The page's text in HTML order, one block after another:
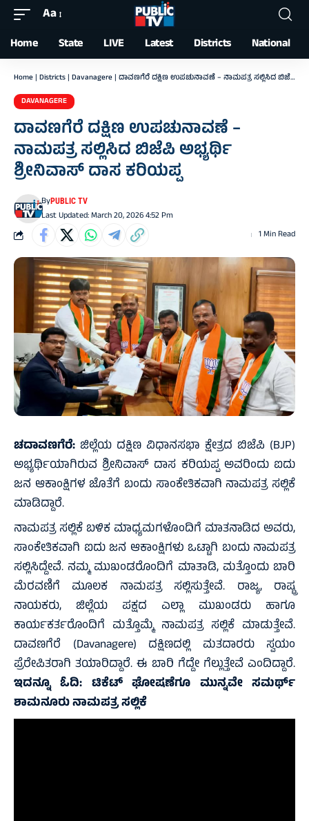
Font
Resizer
Aa
Home State LIVE Latest Districts National
Home | Districts | Davanagere | ದಾವಣಗೆರೆ ದಕ್ಷಿಣ ಉಪಚುನಾವಣೆ – ನಾಮಪತ್ರ ಸಲ್ಲಿಸಿದ ಬಿಜೆಪಿ ಅಭ್ಯರ್ಥಿ ಶ್ರೀನಿವಾಸ್ ದಾಸ ಕರಿಯಪ್ಪ
DAVANAGERE
ದಾವಣಗೆರೆ ದಕ್ಷಿಣ ಉಪಚುನಾವಣೆ –
ನಾಮಪತ್ರ ಸಲ್ಲಿಸಿದ ಬಿಜೆಪಿ ಅಭ್ಯರ್ಥಿ
ಶ್ರೀನಿವಾಸ್ ದಾಸ ಕರಿಯಪ್ಪ
Last Updated: March 20, 2026 4:52 Pm
ByPUBLIC TV
1 Min Read
ಚದಾವಣಗೆರೆ: ಜಿಲ್ಲೆಯ ದಕ್ಷಿಣ ವಿಧಾನಸಭಾ ಕ್ಷೇತ್ರದ ಬಿಜೆಪಿ (BJP)
ಅಭ್ಯರ್ಥಿಯಾಗಿರುವ ಶ್ರೀನಿವಾಸ್ ದಾಸ ಕರಿಯಪ್ಪ ಅವರಿಂದು ಐದು
ಜನ ಆಕಾಂಕ್ಷಿಗಳ ಜೊತೆಗೆ ಬಂದು ಸಾಂಕೇತಿಕವಾಗಿ ನಾಮಪತ್ರ ಸಲ್ಲಿಕೆ
ಮಾಡಿದ್ದಾರೆ.
ನಾಮಪತ್ರ ಸಲ್ಲಿಕೆ ಬಳಿಕ ಮಾಧ್ಯಮಗಳೊಂದಿಗೆ ಮಾತನಾಡಿದ ಅವರು,
ಸಾಂಕೇತಿಕವಾಗಿ ಐದು ಜನ ಆಕಾಂಕ್ಷಿಗಳು ಒಟ್ಟಾಗಿ ಬಂದು ನಾಮಪತ್ರ
ಸಲ್ಲಿಸಿದ್ದೇವೆ. ನಮ್ಮ ಮುಖಂಡರೊಂದಿಗೆ ಮಾತಾಡಿ, ಮತ್ತೊಂದು ಬಾರಿ
ಮೆರವಣಿಗೆ ಮೂಲಕ ನಾಮಪತ್ರ ಸಲ್ಲಿಸುತ್ತೇವೆ. ರಾಜ್ಯ, ರಾಷ್ಟ್ರ
ನಾಯಕರು, ಜಿಲ್ಲೆಯ ಪಕ್ಷದ ಎಲ್ಲಾ ಮುಖಂಡರು ಹಾಗೂ
ಕಾರ್ಯಕರ್ತರೊಂದಿಗೆ ಮತ್ತೊಮ್ಮೆ ನಾಮಪತ್ರ ಸಲ್ಲಿಕೆ ಮಾಡುತ್ತೇವೆ.
ದಾವಣಗೆರೆ (Davanagere) ದಕ್ಷಿಣದಲ್ಲಿ ಮತದಾರರು ಸ್ವಯಂ
ಪ್ರೆರೇಪಿತರಾಗಿ ತಯಾರಿದ್ದಾರೆ. ಈ ಬಾರಿ ಗೆದ್ದೇ ಗೆಲ್ಲುತ್ತೇವೆ ಎಂದಿದ್ದಾರೆ.
ಇದನ್ನೂ ಓದಿ: ಟಿಕೆಟ್‌ ಘೋಷಣೆಗೂ ಮುನ್ನವೇ ಸಮರ್ಥ್‌
ಶಾಮನೂರು ನಾಮಪತ್ರ ಸಲ್ಲಿಕೆ